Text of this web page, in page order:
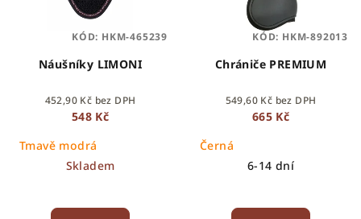
Náušníky LIMONI
452,90 Kč bez DPH
548 Kč
Tmavě modrá
Skladem
KÓD: HKM-465239
Chrániče PREMIUM
549,60 Kč bez DPH
665 Kč
Černá
6-14 dní
KÓD: HKM-892013